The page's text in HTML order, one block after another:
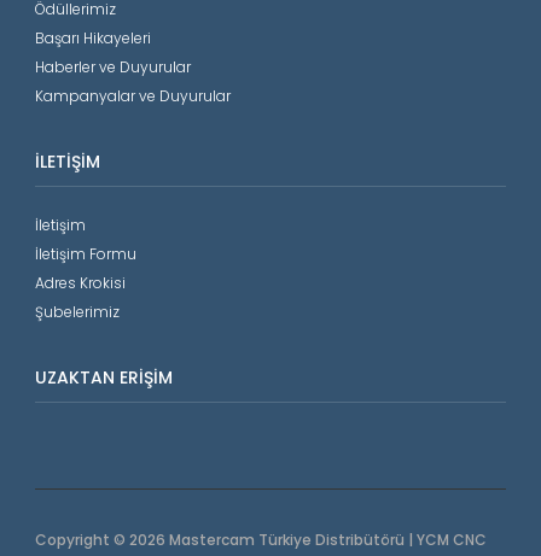
Ödüllerimiz
Başarı Hikayeleri
Haberler ve Duyurular
Kampanyalar ve Duyurular
İLETIŞIM
İletişim
İletişim Formu
Adres Krokisi
Şubelerimiz
UZAKTAN ERIŞIM
Copyright © 2026 Mastercam Türkiye Distribütörü | YCM CNC